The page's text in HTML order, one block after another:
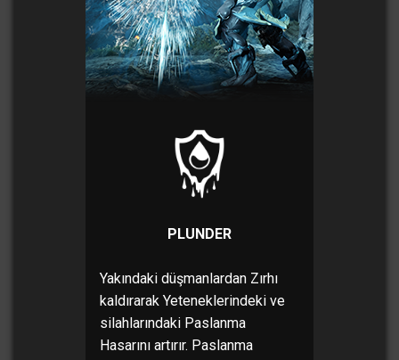
PLUNDER
Yakındaki düşmanlardan Zırhı
kaldırarak Yeteneklerindeki ve
silahlarındaki Paslanma
Hasarını artırır. Paslanma